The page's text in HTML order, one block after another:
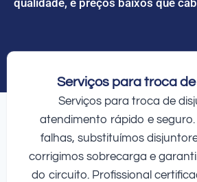
Serviços para troca
Serviços para troca de
atendimento rápido e
falhas, substituímos
corrigimos sobrecarga e
do circuito. Profissional